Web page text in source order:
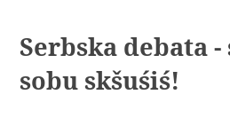
Serbska debata -
sobu skšuśiś!